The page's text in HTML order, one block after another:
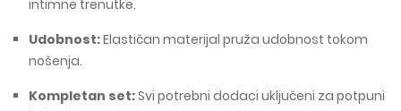
intimne trenutke.
Udobnost:Elastičan materijal pruža udobnost tokom
nošenja.
Kompletan set:Svi potrebni dodaci uključeni za potpuni